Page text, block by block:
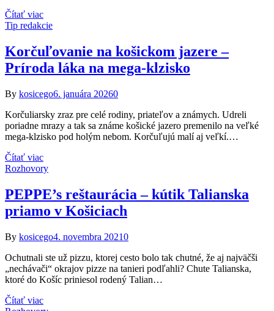
Čítať viac
Tip redakcie
Korčuľovanie na košickom jazere –
Príroda láka na mega-klzisko
By kosicego6. januára 20260
Korčuliarsky zraz pre celé rodiny, priateľov a známych. Udreli
poriadne mrazy a tak sa známe košické jazero premenilo na veľké
mega-klzisko pod holým nebom. Korčuľujú malí aj veľkí.…
Čítať viac
Rozhovory
PEPPE’s reštaurácia – kútik Talianska
priamo v Košiciach
By kosicego4. novembra 20210
Ochutnali ste už pizzu, ktorej cesto bolo tak chutné, že aj najväčši
„nechávači“ okrajov pizze na tanieri podľahli? Chute Talianska,
ktoré do Košíc priniesol rodený Talian…
Čítať viac